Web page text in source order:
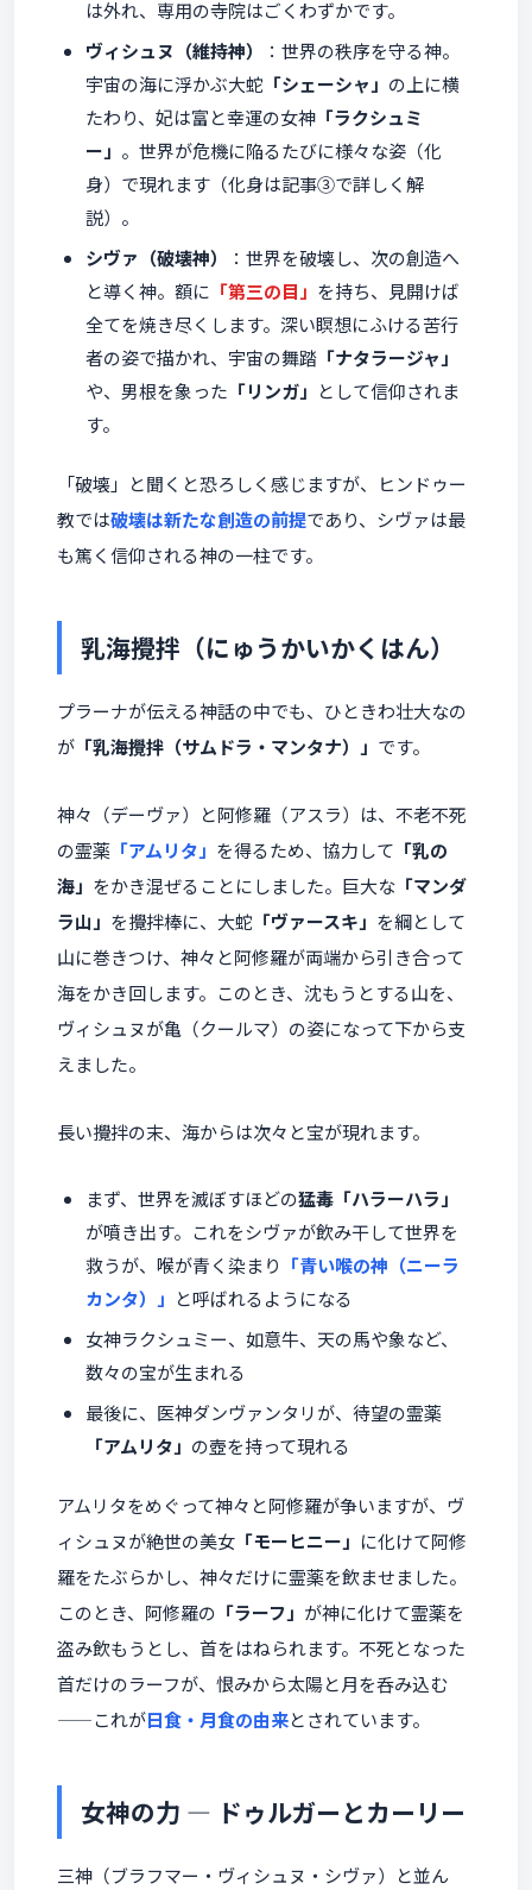
は外れ、専用の寺院はごくわずかです。
ヴィシュヌ（維持神）
：世界の秩序を守る神。
宇宙の海に浮かぶ大蛇 「シェーシャ」 の上に横
たわり、妃は富と幸運の女神 「ラクシュミ
ー」 。世界が危機に陥るたびに様々な姿（化
身）で現れます（化身は記事③で詳しく解
説）。
シヴァ（破壊神）
：世界を破壊し、次の創造へ
と導く神。額に 「第三の目」 を持ち、見開けば
全てを焼き尽くします。深い瞑想にふける苦行
者の姿で描かれ、宇宙の舞踏 「ナタラージャ」
や、男根を象った 「リンガ」 として信仰されま
す。
「破壊」と聞くと恐ろしく感じますが、ヒンドゥー
教では破壊は新たな創造の前提であり、シヴァは最
も篤く信仰される神の一柱です。
乳海攪拌（にゅうかいかくはん）
プラーナが伝える神話の中でも、ひときわ壮大なの
が 「乳海攪拌（サムドラ・マンタナ）」 です。
神々（デーヴァ）と阿修羅（アスラ）は、不老不死
の霊薬 「アムリタ」 を得るため、協力して 「乳の
海」 をかき混ぜることにしました。巨大な 「マンダ
ラ山」 を攪拌棒に、大蛇 「ヴァースキ」 を綱として
山に巻きつけ、神々と阿修羅が両端から引き合って
海をかき回します。このとき、沈もうとする山を、
ヴィシュヌが亀（クールマ）の姿になって下から支
えました。
長い攪拌の末、海からは次々と宝が現れます。
まず、世界を滅ぼすほどの猛毒「ハラーハラ」
が噴き出す。これをシヴァが飲み干して世界を
救うが、喉が青く染まり 「青い喉の神（ニーラ
カンタ）」 と呼ばれるようになる
女神ラクシュミー、如意牛、天の馬や象など、
数々の宝が生まれる
最後に、医神ダンヴァンタリが、待望の霊薬
「アムリタ」 の壺を持って現れる
アムリタをめぐって神々と阿修羅が争いますが、ヴ
ィシュヌが絶世の美女 「モーヒニー」 に化けて阿修
羅をたぶらかし、神々だけに霊薬を飲ませました。
このとき、阿修羅の 「ラーフ」 が神に化けて霊薬を
盗み飲もうとし、首をはねられます。不死となった
首だけのラーフが、恨みから太陽と月を呑み込む
——これが日食・月食の由来とされています。
女神の力 ― ドゥルガーとカーリー
三神（ブラフマー・ヴィシュヌ・シヴァ）と並ん